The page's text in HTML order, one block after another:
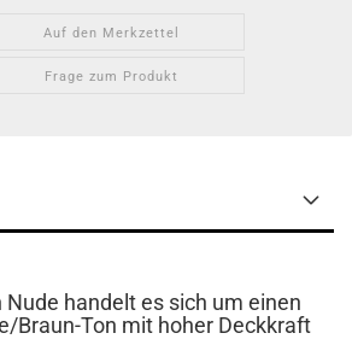
Auf den Merkzettel
Frage zum Produkt
Nude handelt es sich um einen
Braun-Ton mit hoher Deckkraft